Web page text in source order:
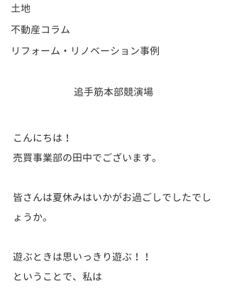
土地
不動産コラム
リフォーム・リノベーション事例
追手筋本部競演場
こんにちは！
売買事業部の田中でございます。
皆さんは夏休みはいかがお過ごしでしたでし
ょうか。
遊ぶときは思いっきり遊ぶ！！
ということで、私は